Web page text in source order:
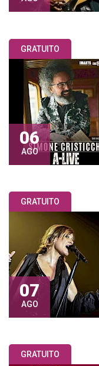
GRATUITO
06
AGO
GRATUITO
07
AGO
GRATUITO